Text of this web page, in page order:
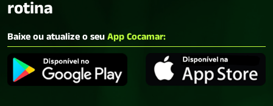
rotina
Baixe ou atualize o seuApp Cocamar: